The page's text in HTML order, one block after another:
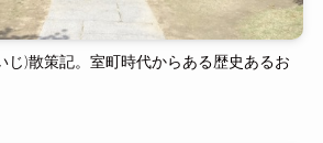
じ)散策記。室町時代からある歴史あるお